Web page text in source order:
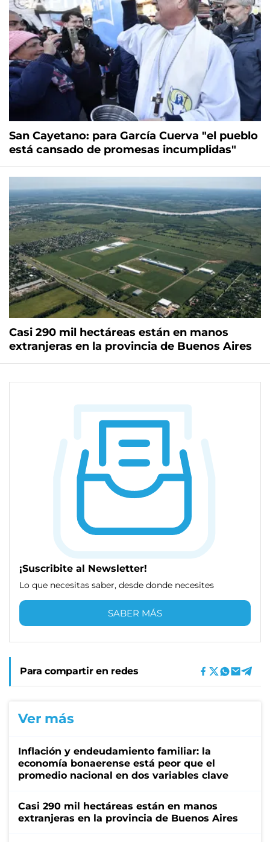
San Cayetano: para García Cuerva "el pueblo
está cansado de promesas incumplidas"
Casi 290 mil hectáreas están en manos
extranjeras en la provincia de Buenos Aires
¡Suscribite al Newsletter!
Lo que necesitas saber, desde donde necesites
SABER MÁS
Para compartir en redes
Ver más
Inflación y endeudamiento familiar: la
economía bonaerense está peor que el
promedio nacional en dos variables clave
Casi 290 mil hectáreas están en manos
extranjeras en la provincia de Buenos Aires